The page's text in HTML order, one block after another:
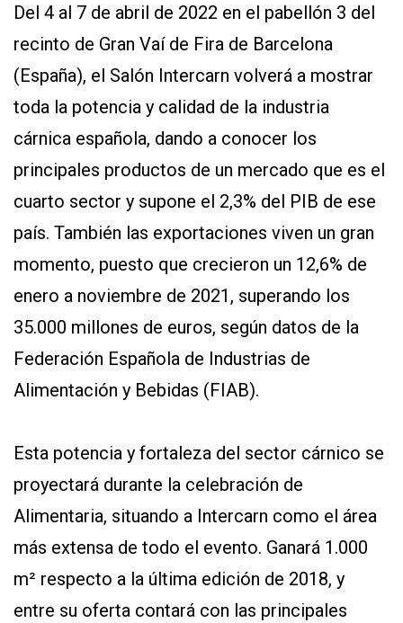
AYUDA
TÉRMINOS
Y
DE
PRIVACIDAD
MAPA
SITIO
Del 4 al 7 de abril de 2022 en el pabellón 3 del
recinto de Gran Vaí de Fira de Barcelona
(España), el Salón Intercarn volverá a mostrar
toda la potencia y calidad de la industria
cárnica española, dando a conocer los
principales productos de un mercado que es el
cuarto sector y supone el 2,3% del PIB de ese
país. También las exportaciones viven un gran
momento, puesto que crecieron un 12,6% de
enero a noviembre de 2021, superando los
35.000 millones de euros, según datos de la
Federación Española de Industrias de
Alimentación y Bebidas (FIAB).
Esta potencia y fortaleza del sector cárnico se
proyectará durante la celebración de
Alimentaria, situando a Intercarn como el área
más extensa de todo el evento. Ganará 1.000
m² respecto a la última edición de 2018, y
entre su oferta contará con las principales